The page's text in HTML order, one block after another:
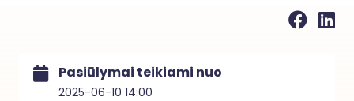
Pasiūlymai teikiami nuo
2025-06-10 14:00